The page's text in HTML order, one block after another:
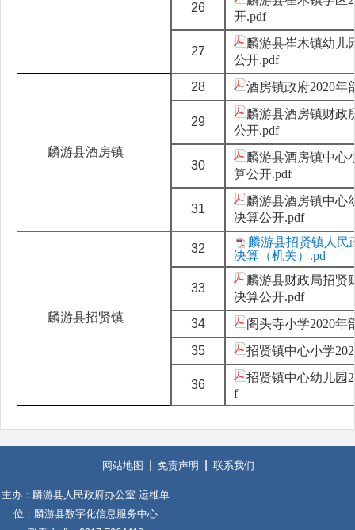
26
开.pdf
27
麟游县崔木镇幼儿
公开.pdf
麟游县酒房镇
28 酒房镇政府2020年
29
麟游县酒房镇财政
公开.pdf
30
麟游县酒房镇中心
算公开.pdf
31
麟游县酒房镇中心
决算公开.pdf
麟游县招贤镇
32
麟游县招贤镇人民
决算（机关）.pd
33
麟游县财政局招贤
决算公开.pdf
34
阁头寺小学2020年
35
招贤镇中心小学
36
招贤镇中心幼儿园
f
网站地图 免责声明 联系我们
主办：麟游县人民政府办公室 运维单
位：麟游县数字化信息服务中心